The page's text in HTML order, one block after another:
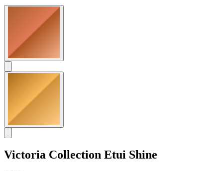
Victoria Collection Etui Shine